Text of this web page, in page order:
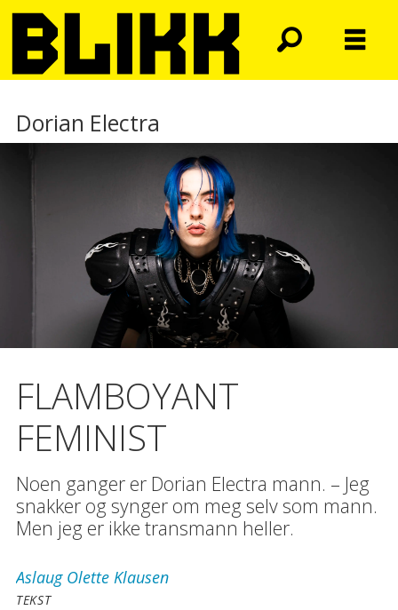
Dorian Electra
FLAMBOYANT
FEMINIST
Noen ganger er Dorian Electra mann. – Jeg
snakker og synger om meg selv som mann.
Men jeg er ikke transmann heller.
Aslaug Olette Klausen
TEKST